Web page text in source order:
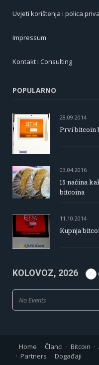
Uvjeti korištenja i polica
Impressum
Kontakt i Consulting
POPULARNO
28.09.2014
Prvi bitcoin
03.04.2016
15 načina
bitcoina
11.10.2014
Kupnja
KOLOVOZ, 2026
No Events
Home Članci Bitcoin
Partners
Događaji